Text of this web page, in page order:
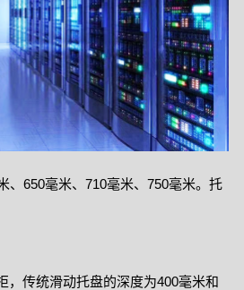
、650毫米、710毫米、750毫米。托
，传统滑动托盘的深度为400毫米和